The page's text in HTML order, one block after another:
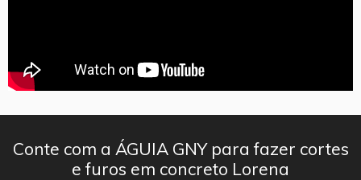
Conte com a ÁGUIA GNY para fazer cortes
e furos em concreto Lorena